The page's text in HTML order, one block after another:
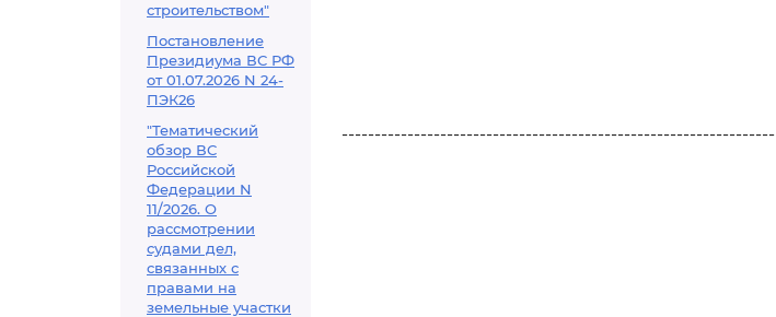
строительством"
Постановление
Президиума ВС РФ
от 01.07.2026 N 24-
ПЭК26
"Тематический
обзор ВС
Российской
Федерации N
11/2026. О
рассмотрении
судами дел,
связанных с
правами на
земельные участки
------------------------------------------------------------------